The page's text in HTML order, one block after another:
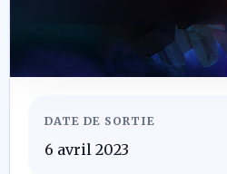
DATE DE SORTIE
6 avril 2023